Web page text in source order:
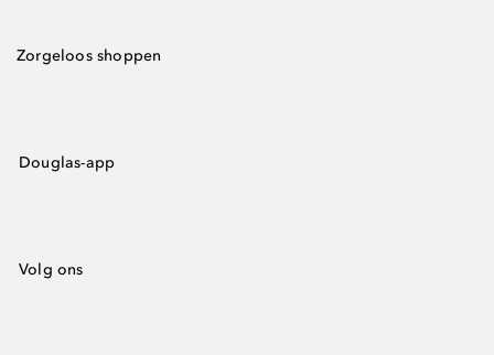
Zorgeloos shoppen
Douglas-app
Volg ons